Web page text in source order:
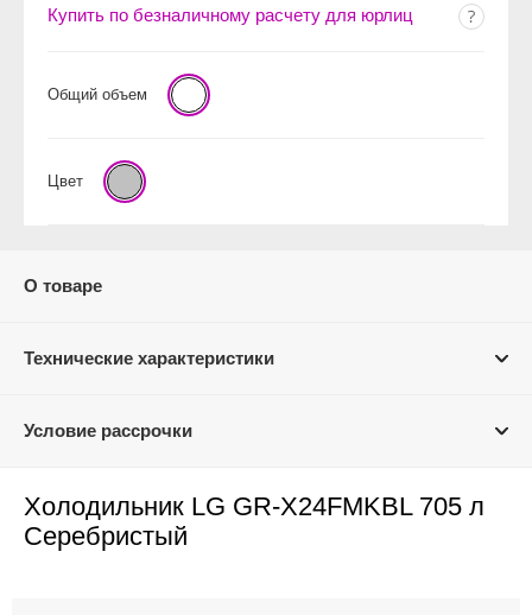
Купить по безналичному расчету для юрлиц
Общий объем
Цвет
О товаре
Технические характеристики
Условие рассрочки
Холодильник LG GR-X24FMKBL 705 л
Серебристый